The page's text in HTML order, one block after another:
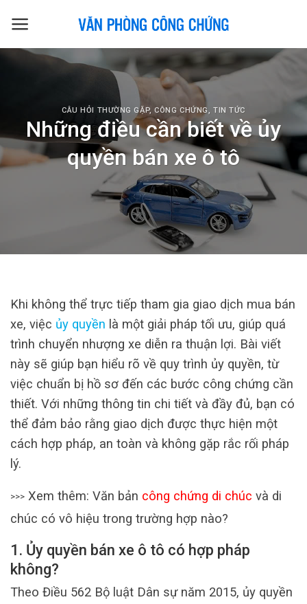
CÂU HỎI THƯỜNG GẶP,CÔNG CHỨNG,TIN TỨC
Những điều cần biết về ủy
quyền bán xe ô tô
Khi không thể trực tiếp tham gia giao dịch mua bán
xe, việc ủy quyền là một giải pháp tối ưu, giúp quá
trình chuyển nhượng xe diễn ra thuận lợi. Bài viết
này sẽ giúp bạn hiểu rõ về quy trình ủy quyền, từ
việc chuẩn bị hồ sơ đến các bước công chứng cần
thiết. Với những thông tin chi tiết và đầy đủ, bạn có
thể đảm bảo rằng giao dịch được thực hiện một
cách hợp pháp, an toàn và không gặp rắc rối pháp
lý.
>>> Xem thêm: Văn bản công chứng di chúc và di
chúc có vô hiệu trong trường hợp nào?
1. Ủy quyền bán xe ô tô có hợp pháp
không?
Theo Điều 562 Bộ luật Dân sự năm 2015, ủy quyền